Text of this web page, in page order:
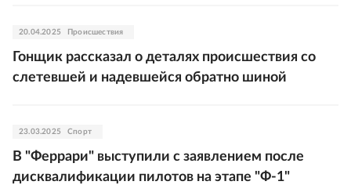
20.04.2025 Происшествия
Гонщик рассказал о деталях происшествия со
слетевшей и надевшейся обратно шиной
23.03.2025 Спорт
В "Феррари" выступили с заявлением после
дисквалификации пилотов на этапе "Ф-1"